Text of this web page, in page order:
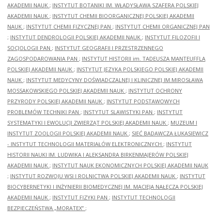
AKADEMII NAUK ; INSTYTUT BOTANIKI IM. WŁADYSŁAWA SZAFERA POLSKIEJ
AKADEMII NAUK ; INSTYTUT CHEMII BIOORGANICZNEJ POLSKIEJ AKADEMII
NAUK ; INSTYTUT CHEMII FIZYCZNEJ PAN ; INSTYTUT CHEMII ORGANICZNEJ PAN
; INSTYTUT DENDROLOGII POLSKIEJ AKADEMII NAUK ; INSTYTUT FILOZOFII I
SOCJOLOGII PAN ; INSTYTUT GEOGRAFII I PRZESTRZENNEGO
ZAGOSPODAROWANIA PAN ; INSTYTUT HISTORII im. TADEUSZA MANTEUFFLA
POLSKIEJ AKADEMII NAUK ; INSTYTUT JĘZYKA POLSKIEGO POLSKIEJ AKADEMII
NAUK ; INSTYTUT MEDYCYNY DOŚWIADCZALNEJ I KLINICZNEJ IM.MIROSŁAWA
MOSSAKOWSKIEGO POLSKIEJ AKADEMII NAUK ; INSTYTUT OCHRONY
PRZYRODY POLSKIEJ AKADEMII NAUK ; INSTYTUT PODSTAWOWYCH
PROBLEMÓW TECHNIKI PAN ; INSTYTUT SLAWISTYKI PAN ; INSTYTUT
SYSTEMATYKI I EWOLUCJI ZWIERZĄT POLSKIEJ AKADEMII NAUK ; MUZEUM I
INSTYTUT ZOOLOGII POLSKIEJ AKADEMII NAUK ; SIEĆ BADAWCZA ŁUKASIEWICZ
- INSTYTUT TECHNOLOGII MATERIAŁÓW ELEKTRONICZNYCH ; INSTYTUT
HISTORII NAUKI IM. LUDWIKA I ALEKSANDRA BIRKENMAJERÓW POLSKIEJ
AKADEMII NAUK ; INSTYTUT NAUK EKONOMICZNYCH POLSKIEJ AKADEMII NAUK
; INSTYTUT ROZWOJU WSI I ROLNICTWA POLSKIEJ AKADEMII NAUK ; INSTYTUT
BIOCYBERNETYKI I INŻYNIERII BIOMEDYCZNEJ IM. MACIEJA NAŁĘCZA POLSKIEJ
AKADEMII NAUK ; INSTYTUT FIZYKI PAN ; INSTYTUT TECHNOLOGII
BEZPIECZEŃSTWA „MORATEX” ;